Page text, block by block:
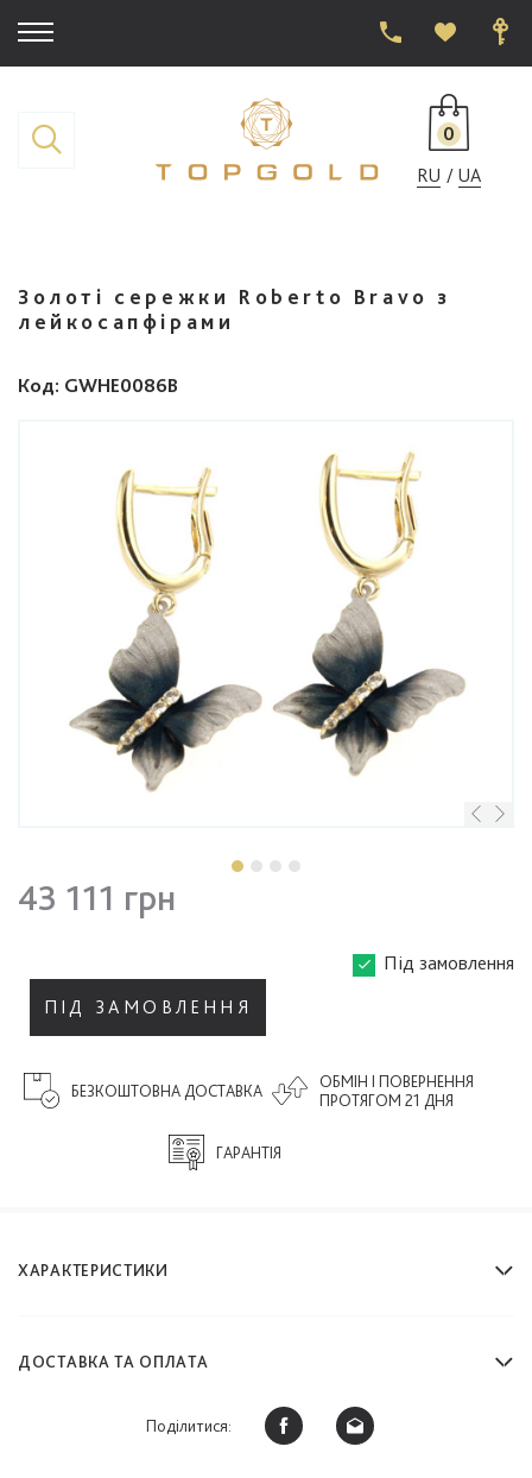
0
RU
UA
Золоті сережки Roberto Bravo з
лейкосапфірами
Код: GWHE0086B
43 111 грн
Під замовлення
ПІД ЗАМОВЛЕННЯ
ОБМІН І ПОВЕРНЕННЯ
ПРОТЯГОМ 21 ДНЯ
ГАРАНТІЯ
БЕЗКОШТОВНА ДОСТАВКА
ХАРАКТЕРИСТИКИ
ДОСТАВКА ТА ОПЛАТА
Поділитися: